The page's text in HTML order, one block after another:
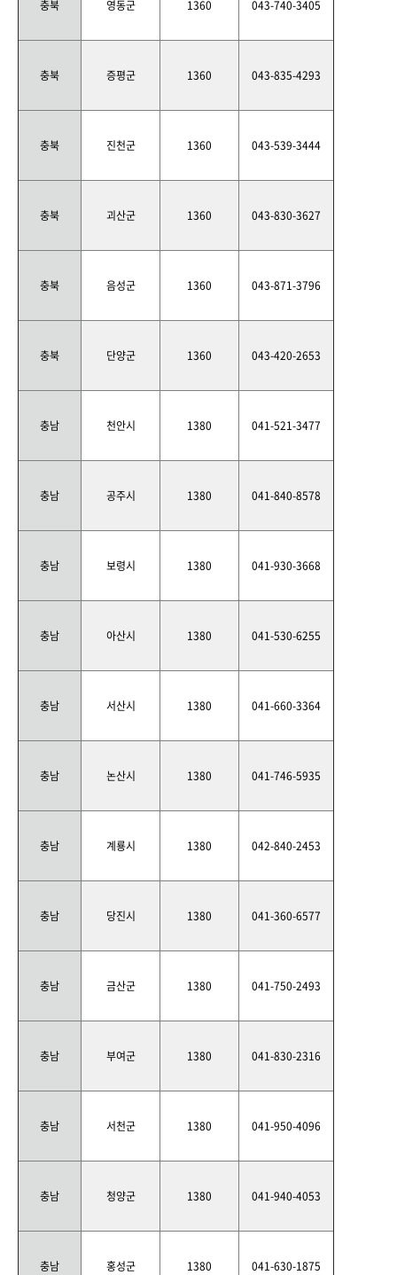
충북 영동군 1360 043-740-3405
충북 증평군 1360 043-835-4293
충북 진천군 1360 043-539-3444
충북 괴산군 1360 043-830-3627
충북 음성군 1360 043-871-3796
충북 단양군 1360 043-420-2653
충남 천안시 1380 041-521-3477
충남 공주시 1380 041-840-8578
충남 보령시 1380 041-930-3668
충남 아산시 1380 041-530-6255
충남 서산시 1380 041-660-3364
충남 논산시 1380 041-746-5935
충남 계룡시 1380 042-840-2453
충남 당진시 1380 041-360-6577
충남 금산군 1380 041-750-2493
충남 부여군 1380 041-830-2316
충남 서천군 1380 041-950-4096
충남 청양군 1380 041-940-4053
충남 홍성군 1380 041-630-1875